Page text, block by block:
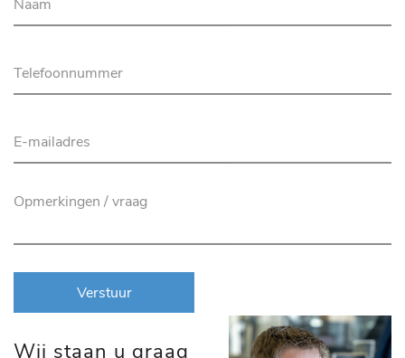
Verstuur
Wij staan u graag